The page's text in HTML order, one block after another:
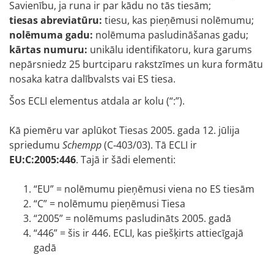
Savienību, ja runa ir par kādu no tās tiesām;
tiesas abreviatūru: tiesu, kas pieņēmusi nolēmumu;
nolēmuma gadu: nolēmuma pasludināšanas gadu;
kārtas numuru: unikālu identifikatoru, kura garums
nepārsniedz 25 burtciparu rakstzīmes un kura formātu
nosaka katra dalībvalsts vai ES tiesa.
Šos ECLI elementus atdala ar kolu (“:”).
Kā piemēru var aplūkot Tiesas 2005. gada 12. jūlija
spriedumu Schempp(C‑403/03). Tā ECLI ir
EU:C:2005:446. Tajā ir šādi elementi:
“EU” = nolēmumu pieņēmusi viena no ES tiesām
“C” = nolēmumu pieņēmusi Tiesa
“2005” = nolēmums pasludināts 2005. gadā
“446” = šis ir 446. ECLI, kas piešķirts attiecīgajā
gadā